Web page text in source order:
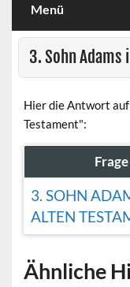
Menü
3. Sohn Adams
Hier die Antwort auf
Testament":
Frage
3. SOHN
ALTEN
Ähnliche